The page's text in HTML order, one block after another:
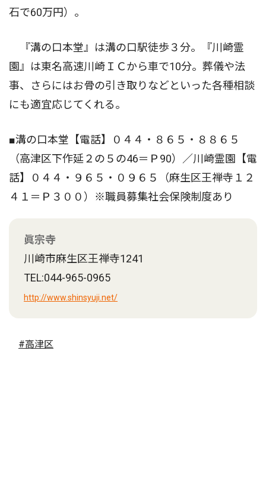
石で60万円）。
『溝の口本堂』は溝の口駅徒歩３分。『川崎霊
園』は東名高速川崎ＩＣから車で10分。葬儀や法
事、さらにはお骨の引き取りなどといった各種相談
にも適宜応じてくれる。
■溝の口本堂【電話】０４４・８６５・８８６５
（高津区下作延２の５の46＝Ｐ90）／川崎霊園【電
話】０４４・９６５・０９６５（麻生区王禅寺１２
４１＝Ｐ３００）※職員募集社会保険制度あり
眞宗寺
川崎市麻生区王禅寺1241
TEL:044-965-0965
http://www.shinsyuji.net/
#高津区